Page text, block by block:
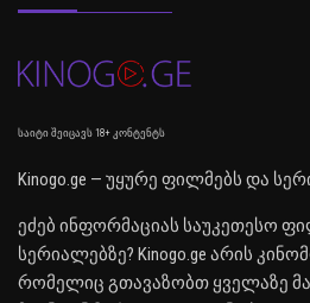
საიტი შეიცავს 18+ კონტენტს
Kinogo.ge — უყურე ფილმებს და
ეძებ ინფორმაციას საუკეთესო
სერიალებზე? Kinogo.ge არის
რომელიც გთავაზობთ ყველაზე